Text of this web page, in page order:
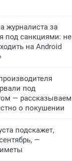
журналиста за
под санкциями: не
на Android
под
— рассказываем
о покушении
подскажет,
—